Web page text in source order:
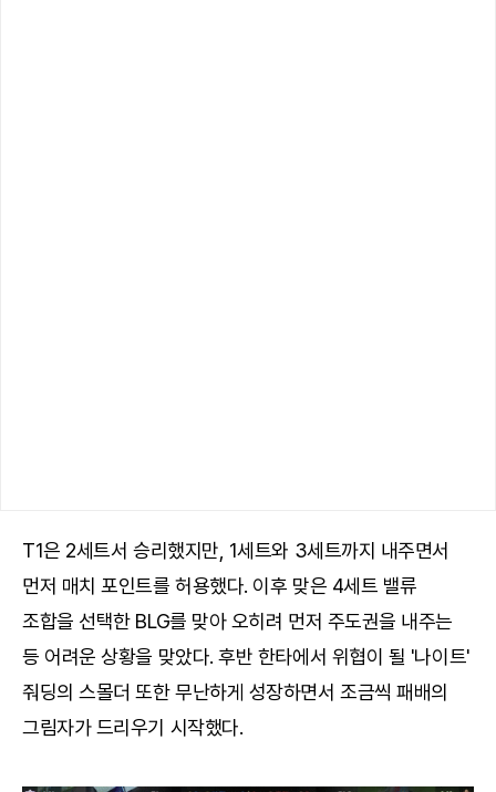
T1은 2세트서 승리했지만, 1세트와 3세트까지 내주면서
먼저 매치 포인트를 허용했다. 이후 맞은 4세트 밸류
조합을 선택한 BLG를 맞아 오히려 먼저 주도권을 내주는
등 어려운 상황을 맞았다. 후반 한타에서 위협이 될 '나이트'
줘딩의 스몰더 또한 무난하게 성장하면서 조금씩 패배의
그림자가 드리우기 시작했다.